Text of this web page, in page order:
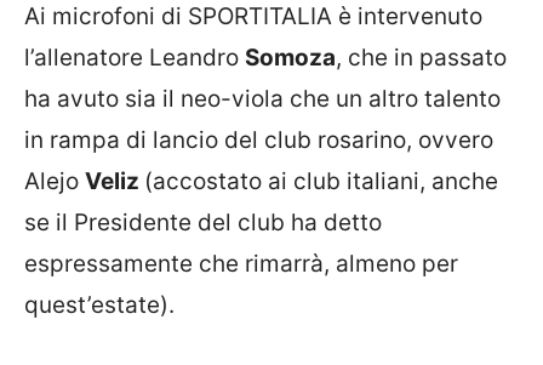
Ai microfoni di SPORTITALIA è intervenuto
l’allenatore Leandro Somoza, che in passato
ha avuto sia il neo-viola che un altro talento
in rampa di lancio del club rosarino, ovvero
Alejo Veliz (accostato ai club italiani, anche
se il Presidente del club ha detto
espressamente che rimarrà, almeno per
quest’estate).